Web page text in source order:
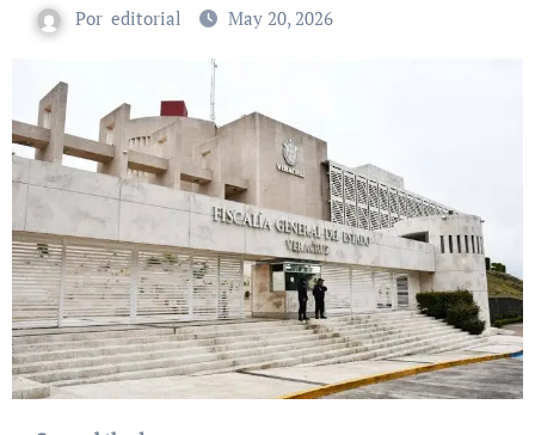
Por editorial May 20, 2026